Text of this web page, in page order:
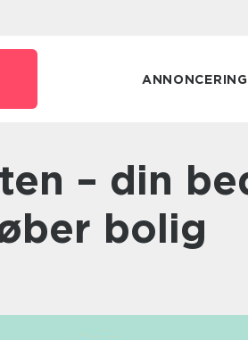
ANNONCERING
bolig